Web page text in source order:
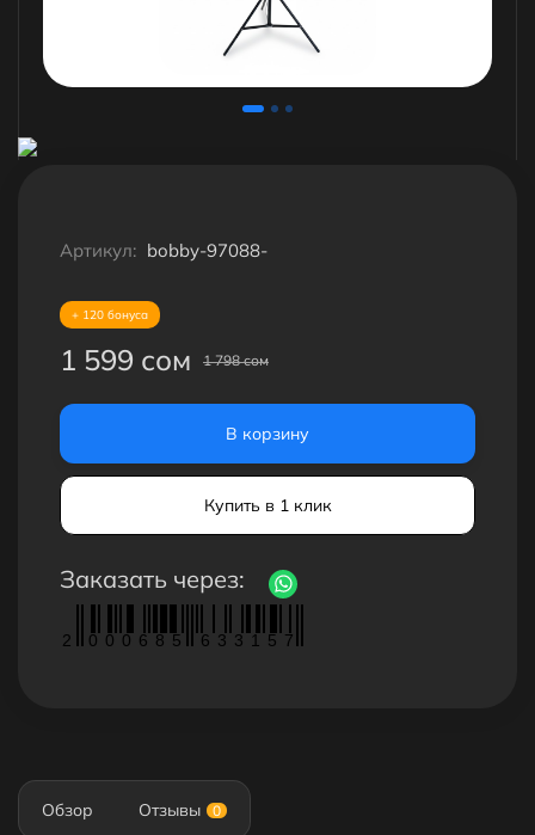
Артикул: bobby-97088-
+ 120 бонуса
1 599 сом 1 798 сом
В корзину
Купить в 1 клик
Заказать через:
2 0 0 0 6 8 5 6 3 3 1 5 7
Обзор Отзывы 0